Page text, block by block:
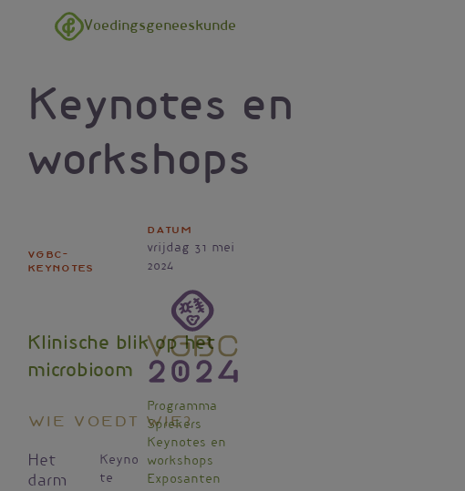
Overslaan en naar de inhoud gaan
Voedingsgeneeskunde
Keynotes en
workshops
VGBC-
keynotes
Klinische blik op het
microbioom
Wie voedt wie?
Het
darm
Keyno
te
Datum
vrijdag 31 mei
2024
Vignet
Programma
Sprekers
Keynotes en
workshops
Exposanten